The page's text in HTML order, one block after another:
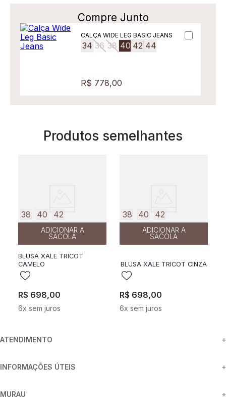
Compre Junto
CALÇA WIDE LEG BASIC JEANS
34 36 38 40 42 44
R$ 778,00
Produtos semelhantes
38 40 42
ADICIONAR A
SACOLA
BLUSA XALE TRICOT
CAMELO
R$ 698,00
6x sem juros
38 40 42
ADICIONAR A
SACOLA
BLUSA XALE TRICOT CINZA
R$ 698,00
6x sem juros
ATENDIMENTO +
INFORMAÇÕES ÚTEIS +
MURAU +